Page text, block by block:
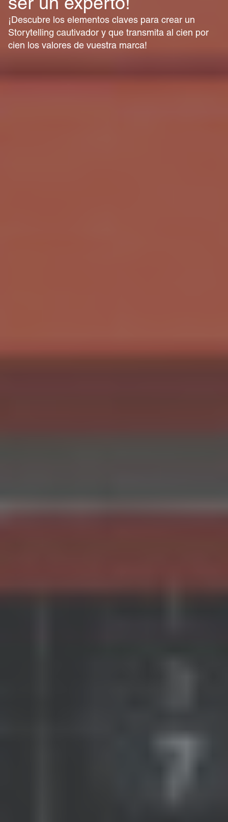
¡Descubre los elementos claves para crear un
Storytelling cautivador y que transmita al cien por
cien los valores de vuestra marca!